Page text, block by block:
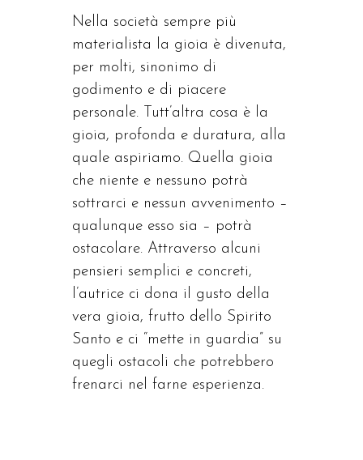
Nella società sempre più
materialista la gioia è divenuta,
per molti, sinonimo di
godimento e di piacere
personale. Tutt’altra cosa è la
gioia, profonda e duratura, alla
quale aspiriamo. Quella gioia
che niente e nessuno potrà
sottrarci e nessun avvenimento –
qualunque esso sia – potrà
ostacolare. Attraverso alcuni
pensieri semplici e concreti,
l’autrice ci dona il gusto della
vera gioia, frutto dello Spirito
Santo e ci “mette in guardia” su
quegli ostacoli che potrebbero
frenarci nel farne esperienza.